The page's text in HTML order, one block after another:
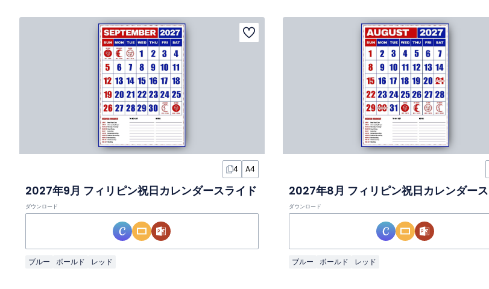
4 A4
2027年9月 フィリピン祝日カレンダースライド
ダウンロード
ブルー ボールド レッド
2027年8月 フィリピン祝日カレンダー
ダウンロード
ブルー ボールド レッド